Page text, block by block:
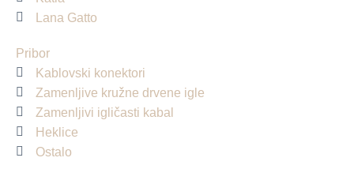
Lana Gatto
Pribor
Kablovski konektori
Zamenljive kružne drvene igle
Zamenljivi igličasti kabal
Heklice
Ostalo